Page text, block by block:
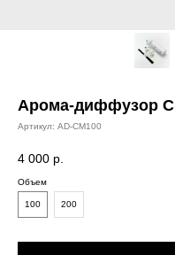
Арома-диффузор
Артикул: AD-CM100
4 000 р.
Объем
100 200